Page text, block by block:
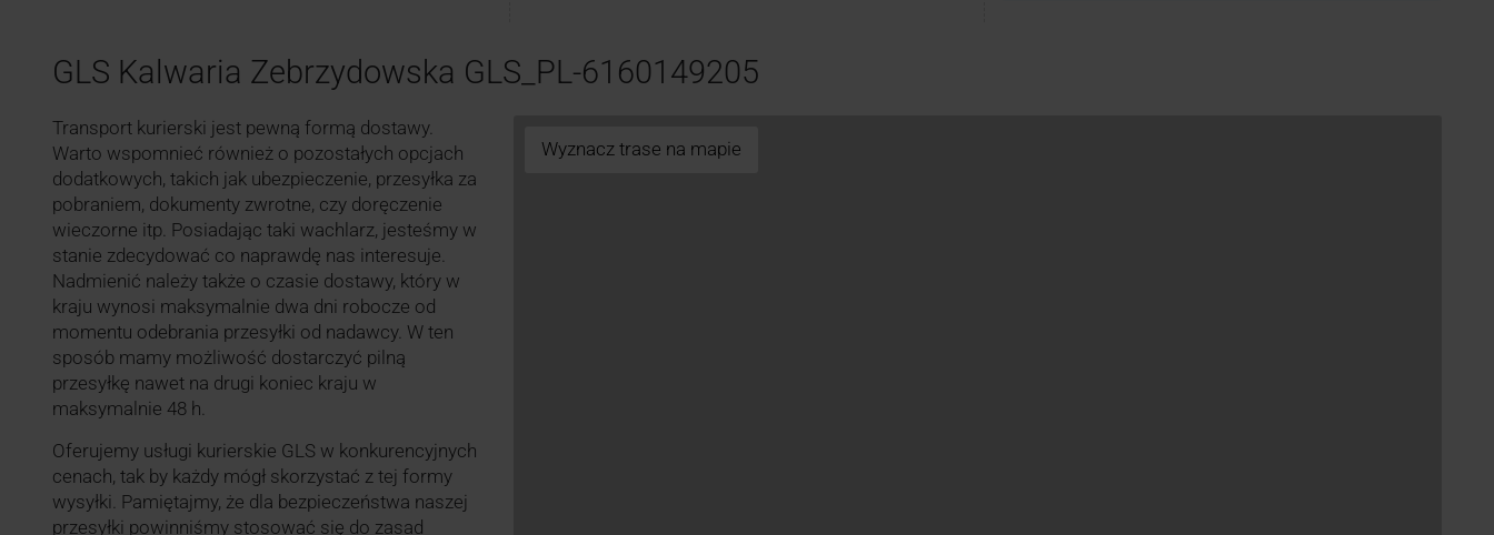
GLS Kalwaria Zebrzydowska GLS_PL-6160149205
Transport kurierski jest pewną formą dostawy.
Warto wspomnieć również o pozostałych opcjach
dodatkowych, takich jak ubezpieczenie, przesyłka za
pobraniem, dokumenty zwrotne, czy doręczenie
wieczorne itp. Posiadając taki wachlarz, jesteśmy w
stanie zdecydować co naprawdę nas interesuje.
Nadmienić należy także o czasie dostawy, który w
kraju wynosi maksymalnie dwa dni robocze od
momentu odebrania przesyłki od nadawcy. W ten
sposób mamy możliwość dostarczyć pilną
przesyłkę nawet na drugi koniec kraju w
maksymalnie 48 h.
Oferujemy usługi kurierskie GLS w konkurencyjnych
cenach, tak by każdy mógł skorzystać z tej formy
wysyłki. Pamiętajmy, że dla bezpieczeństwa naszej
przesyłki powinniśmy stosować się do zasad
Wyznacz trase na mapie